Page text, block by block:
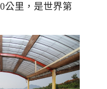
公里，是世界第